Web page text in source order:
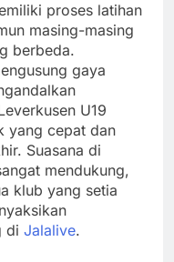
proses latihan
masing-masing
berbeda.
gaya
U19
yang cepat dan
Suasana di
mendukung,
klub yang setia
di Jalalive.